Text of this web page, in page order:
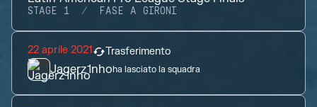
STAGE 1 FASE A GIRONI
22 aprile 2021 Trasferimento
Jagerz1nhoha lasciato la squadra